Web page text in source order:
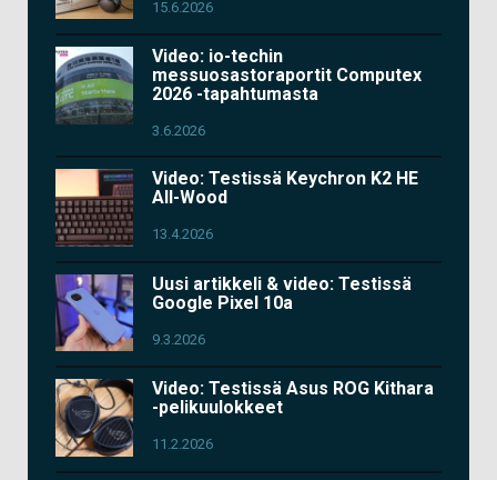
15.6.2026
Video: io-techin
messuosastoraportit Computex
2026 -tapahtumasta
3.6.2026
Video: Testissä Keychron K2 HE
All-Wood
13.4.2026
Uusi artikkeli & video: Testissä
Google Pixel 10a
9.3.2026
Video: Testissä Asus ROG Kithara
-pelikuulokkeet
11.2.2026